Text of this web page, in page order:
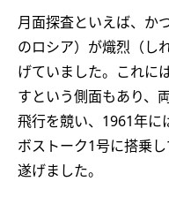
月面探査といえば、か
のロシア）が熾烈（し
げていました。これに
すという側面もあり、
飛行を競い、1961年に
ボストーク1号に搭乗
遂げました。